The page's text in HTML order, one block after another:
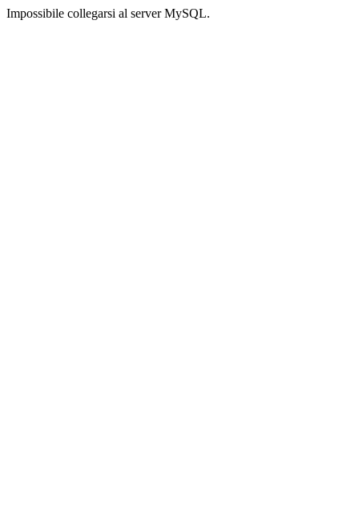
Impossibile collegarsi al server MySQL.